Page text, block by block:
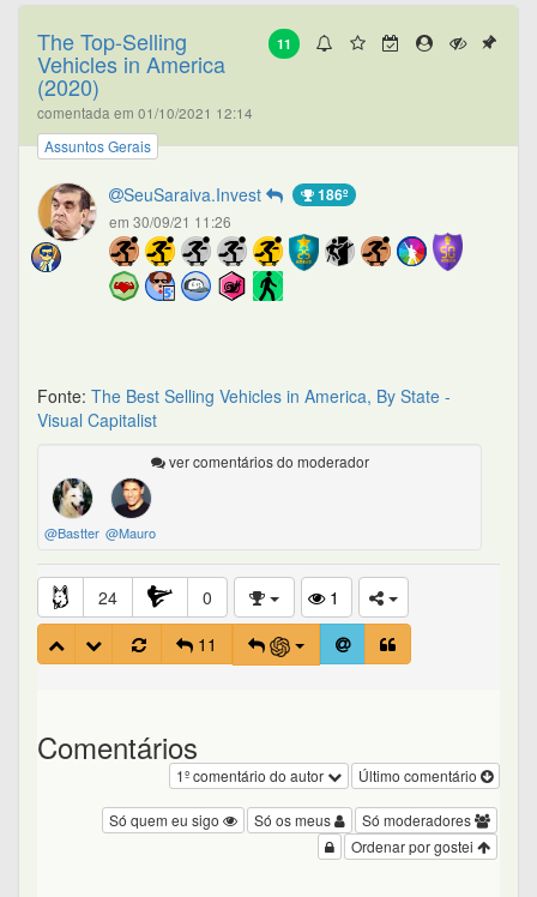
11
The Top-Selling
Vehicles in America
(2020)
comentada em 01/10/2021 12:14
Assuntos Gerais
SeuSaraiva.Invest 186º
em 30/09/21 11:26
Fonte: The Best Selling Vehicles in America, By State -
Visual Capitalist
ver comentários do moderador
@Bastter @Mauro
24 0
1
11
Comentários
Último comentário
1º comentário do autor
Só moderadores
Só os meus
Só quem eu sigo
Ordenar por gostei